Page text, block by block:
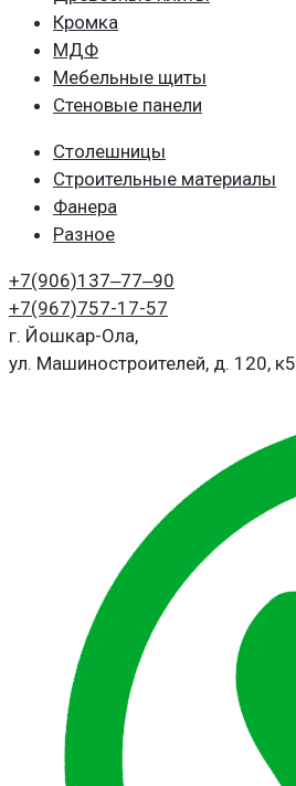
Кромка
МДФ
Мебельные щиты
Стеновые панели
Столешницы
Строительные материалы
Фанера
Разное
+7(906)137‒77‒90
+7(967)757-17-57
г. Йошкар-Ола,
ул. Машиностроителей, д. 120, к5